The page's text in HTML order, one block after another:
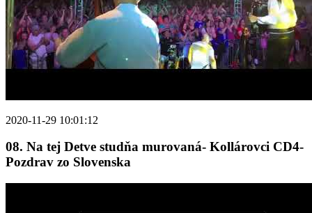
2020-11-29 10:01:12
08. Na tej Detve studňa murovaná- Kollárovci CD4-
Pozdrav zo Slovenska